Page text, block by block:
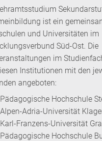
ist ein
und Universitäten im
Süd-Ost. Die
im
Institutionen mit den
angeboten:
Pädagogische Hochschule
Alpen-Adria-Universität
Karl-Franzens-Universität
Pädagogische Hochschule